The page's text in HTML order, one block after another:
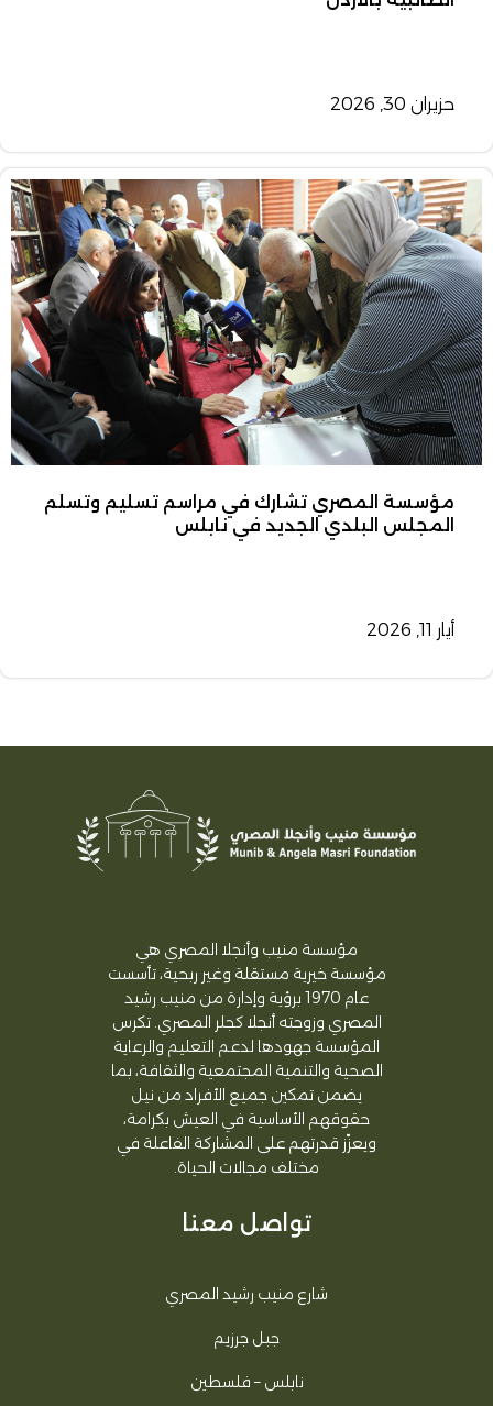
حزيران 30, 2026
مؤسسة المصري تشارك في مراسم تسليم وتسلم
المجلس البلدي الجديد في نابلس
أيار 11, 2026
مؤسسة منيب وأنجلا المصري هي
مؤسسة خيرية مستقلة وغير ربحية، تأسست
عام 1970 برؤية وإدارة من منيب رشيد
المصري وزوجته أنجلا كجلر المصري. تكرس
المؤسسة جهودها لدعم التعليم والرعاية
الصحية والتنمية المجتمعية والثقافة، بما
يضمن تمكين جميع الأفراد من نيل
حقوقهم الأساسية في العيش بكرامة،
ويعزّز قدرتهم على المشاركة الفاعلة في
مختلف مجالات الحياة.
تواصل معنا
شارع منيب رشيد المصري
جبل جرزيم
نابلس – فلسطين